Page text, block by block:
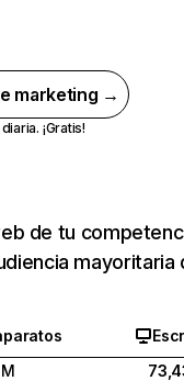
marketing →
¡Gratis!
de tu